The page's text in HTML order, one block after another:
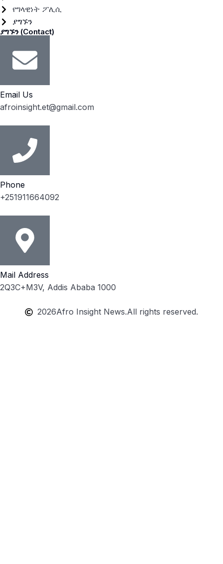
የግላዊነት ፖሊሲ
ያግኙን
ያግኙን (Contact)
Email Us
afroinsight.et@gmail.com
Phone
+251911664092
Mail Address
2Q3C+M3V, Addis Ababa 1000
2026Afro Insight News.All rights reserved.